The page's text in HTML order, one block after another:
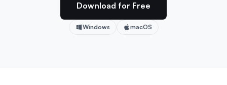
Download for Free
Windows macOS